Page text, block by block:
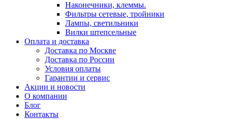
Наконечники, клеммы.
Фильтры сетевые, тройники
Лампы, светильники
Вилки штепсельные
Оплата и доставка
Доставка по Москве
Доставка по России
Условия оплаты
Гарантии и сервис
Акции и новости
О компании
Блог
Контакты